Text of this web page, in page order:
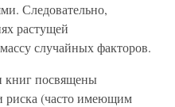
Следовательно,
растущей
случайных факторов.
книг посвящены
риска (часто имеющим